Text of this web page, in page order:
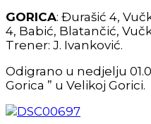
GORICA: Đurašić 4,
4, Babić, Blatančić,
Trener: J. Ivanković.
Odigrano u nedjelju
Gorica ” u Velikoj Gorici.